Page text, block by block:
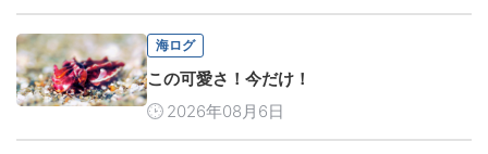
海ログ
この可愛さ！今だけ！
2026年08月6日